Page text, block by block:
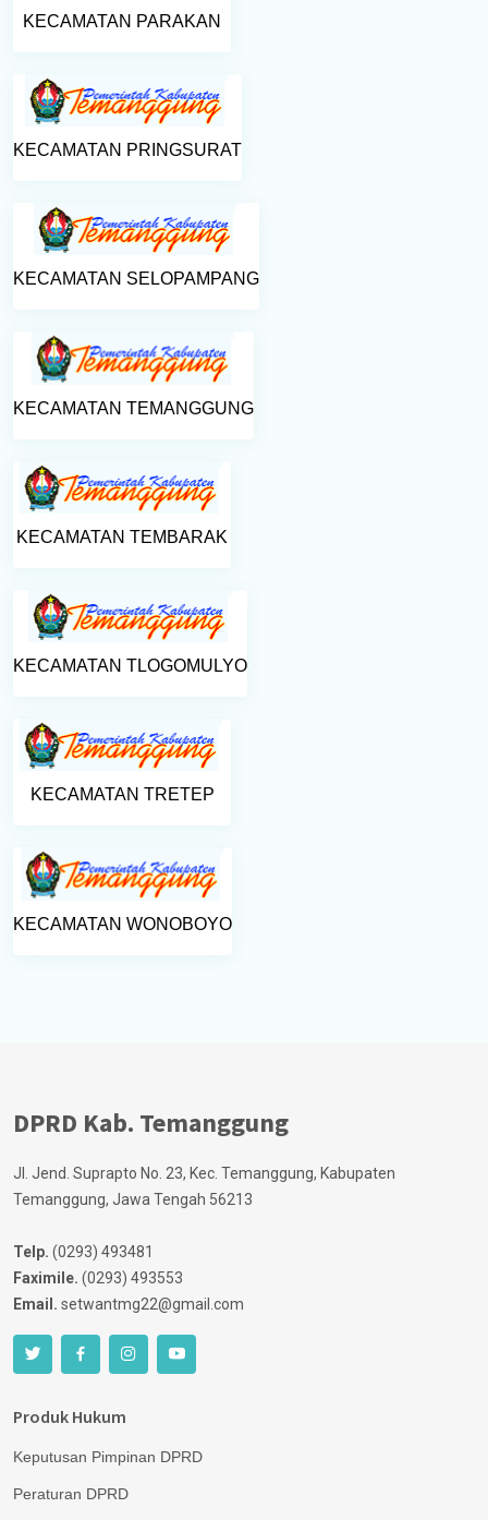
KECAMATAN PARAKAN
KECAMATAN PRINGSURAT
KECAMATAN SELOPAMPANG
KECAMATAN TEMANGGUNG
KECAMATAN TEMBARAK
KECAMATAN TLOGOMULYO
KECAMATAN TRETEP
KECAMATAN WONOBOYO
DPRD Kab. Temanggung
Jl. Jend. Suprapto No. 23, Kec. Temanggung, Kabupaten
Temanggung, Jawa Tengah 56213
Telp. (0293) 493481
Faximile. (0293) 493553
Email. setwantmg22@gmail.com
Produk Hukum
Keputusan Pimpinan DPRD
Peraturan DPRD